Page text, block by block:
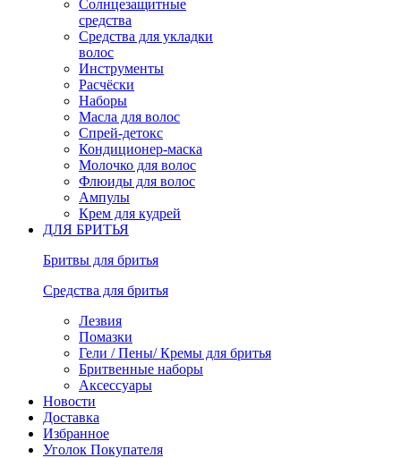
Солнцезащитные
средства
Средства для укладки
волос
Инструменты
Расчёски
Наборы
Масла для волос
Спрей-детокс
Кондиционер-маска
Молочко для волос
Флюиды для волос
Ампулы
Крем для кудрей
ДЛЯ БРИТЬЯ
Бритвы для бритья
Средства для бритья
Лезвия
Помазки
Гели / Пены/ Кремы для бритья
Бритвенные наборы
Аксессуары
Новости
Доставка
Избранное
Уголок Покупателя